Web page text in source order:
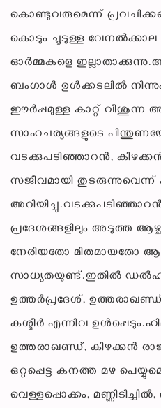
കൊണ്ടുവരുമെന്ന്
കൊടും ചൂടുള്ള വേനൽക്കാല
ഓർമ്മകളെ
ബംഗാൾ ഉൾക്കടലിൽ
ഈർപ്പമുള്ള കാറ്റ് വീശുന്ന
സാഹചര്യങ്ങളുടെ
വടക്കുപടിഞ്ഞാറൻ,
സജീവമായി
പ്രദേശങ്ങളിലും അടുത്ത
നേരിയതോ മിതമായതോ
സാധ്യതയുണ്ട്.ഇതിൽ
ഉത്തർപ്രദേശ്,
കശ്മീർ എന്നിവ
ഉത്തരാഖണ്ഡ്, കിഴക്കൻ
ഒറ്റപ്പെട്ട കനത്ത മഴ
വെള്ളപ്പൊക്കം,